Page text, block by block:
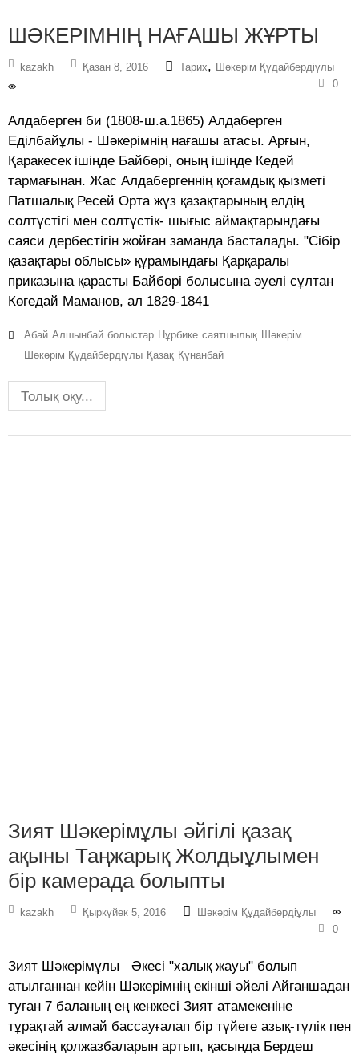
ШӘКЕРІМНІҢ НАҒАШЫ ЖҰРТЫ
kazakh Қазан 8, 2016 Тарих, Шәкәрім Құдайбердіұлы
0
Алдаберген би (1808-ш.а.1865) Алдаберген
Еділбайұлы - Шәкерімнің нағашы атасы. Арғын,
Қаракесек ішінде Байбөрі, оның ішінде Кедей
тармағынан. Жас Алдабергеннің қоғамдық қызметі
Патшалық Ресей Орта жүз қазақтарының елдің
солтүстігі мен солтүстік- шығыс аймақтарындағы
саяси дербестігін жойған заманда басталады. "Сібір
қазақтары облысы» құрамындағы Қарқаралы
приказына қарасты Байбөрі болысына әуелі сұлтан
Көгедай Маманов, ал 1829-1841
Абай Алшынбай болыстар Нұрбике саятшылық Шәкерім
Шәкәрім Құдайбердіұлы Қазақ Құнанбай
Толық оқу...
Зият Шәкерімұлы әйгілі қазақ
ақыны Таңжарық Жолдыұлымен
бір камерада болыпты
kazakh Қыркүйек 5, 2016
Шәкәрім Құдайбердіұлы
0
Зият Шәкерімұлы Әкесі "халық жауы" болып
атылғаннан кейін Шәкерімнің екінші әйелі Айғаншадан
туған 7 баланың ең кенжесі Зият атамекеніне
тұрақтай алмай бассауғалап бір түйеге азық-түлік пен
әкесінің қолжазбаларын артып, қасында Бердеш